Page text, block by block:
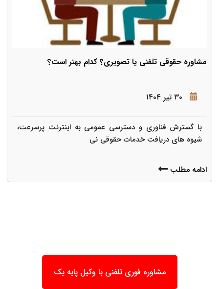
مشاوره حقوقی تلفنی یا تصویری؟ کدام بهتر است؟
۳۰ تیر ۱۴۰۴
با گسترش فناوری و دسترسی عمومی به اینترنت پرسرعت،
شیوه های دریافت خدمات حقوقی نی
ادامه مطلب
مشاوره فوری تلفنی با وکیل پایه یک